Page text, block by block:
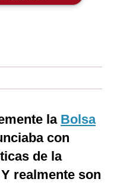
la Bolsa
con
de la
realmente son